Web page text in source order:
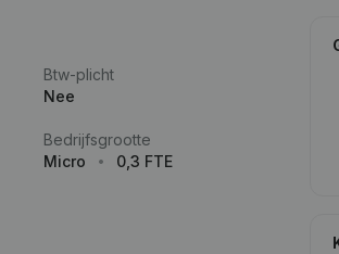
Btw-plicht
Nee
Bedrijfsgrootte
Micro
0,3 FTE